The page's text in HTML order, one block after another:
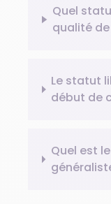
Quel
qualité de
Le statut
début de
Quel est